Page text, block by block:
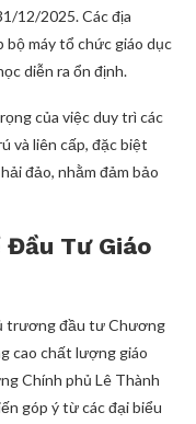
12/2025. Các địa
máy tổ chức giáo dục
diễn ra ổn định.
của việc duy trì các
và liên cấp, đặc biệt
đảo, nhằm đảm bảo
Đầu Tư Giáo
trương đầu tư Chương
cao chất lượng giáo
Chính phủ Lê Thành
góp ý từ các đại biểu